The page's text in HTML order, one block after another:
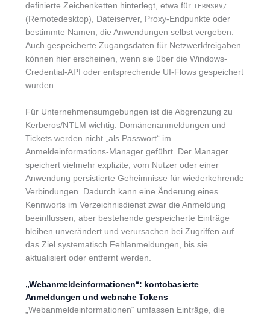
definierte Zeichenketten hinterlegt, etwa für TERMSRV/
(Remotedesktop), Dateiserver, Proxy-Endpunkte oder
bestimmte Namen, die Anwendungen selbst vergeben.
Auch gespeicherte Zugangsdaten für Netzwerkfreigaben
können hier erscheinen, wenn sie über die Windows-
Credential-API oder entsprechende UI-Flows gespeichert
wurden.
Für Unternehmensumgebungen ist die Abgrenzung zu
Kerberos/NTLM wichtig: Domänenanmeldungen und
Tickets werden nicht „als Passwort“ im
Anmeldeinformations-Manager geführt. Der Manager
speichert vielmehr explizite, vom Nutzer oder einer
Anwendung persistierte Geheimnisse für wiederkehrende
Verbindungen. Dadurch kann eine Änderung eines
Kennworts im Verzeichnisdienst zwar die Anmeldung
beeinflussen, aber bestehende gespeicherte Einträge
bleiben unverändert und verursachen bei Zugriffen auf
das Ziel systematisch Fehlanmeldungen, bis sie
aktualisiert oder entfernt werden.
„Webanmeldeinformationen“: kontobasierte
Anmeldungen und webnahe Tokens
„Webanmeldeinformationen“ umfassen Einträge, die